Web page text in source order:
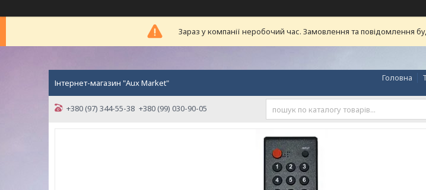
Зараз у компанії неробочий час. Замовлення та повідомлення
Інтернет-магазин "Aux Market"
Головна
+380 (97) 344-55-38 +380 (99) 030-90-05